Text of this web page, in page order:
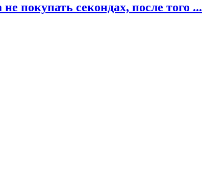
покупать секондах, после того ...